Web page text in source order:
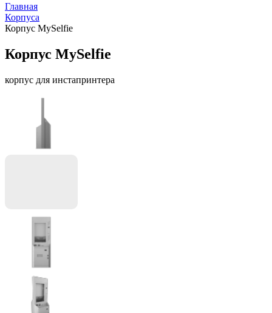
Главная
Корпуса
Корпус MySelfie
Корпус MySelfie
корпус для инстапринтера